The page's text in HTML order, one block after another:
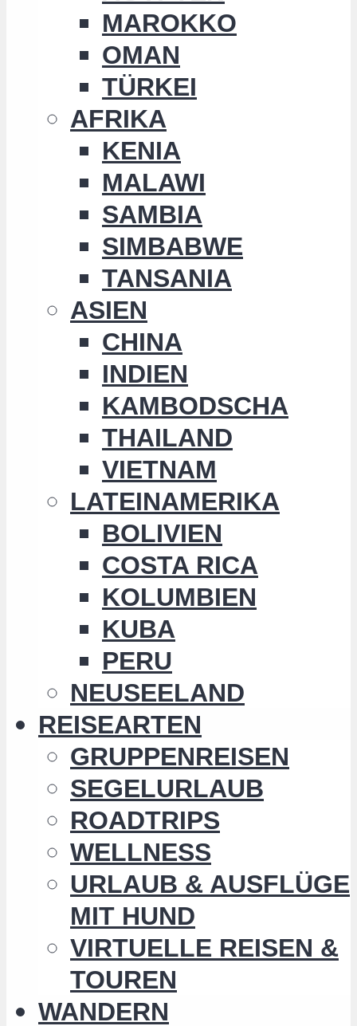
MAROKKO
OMAN
TÜRKEI
AFRIKA
KENIA
MALAWI
SAMBIA
SIMBABWE
TANSANIA
ASIEN
CHINA
INDIEN
KAMBODSCHA
THAILAND
VIETNAM
LATEINAMERIKA
BOLIVIEN
COSTA RICA
KOLUMBIEN
KUBA
PERU
NEUSEELAND
REISEARTEN
GRUPPENREISEN
SEGELURLAUB
ROADTRIPS
WELLNESS
URLAUB & AUSFLÜGE
MIT HUND
VIRTUELLE REISEN &
TOUREN
WANDERN